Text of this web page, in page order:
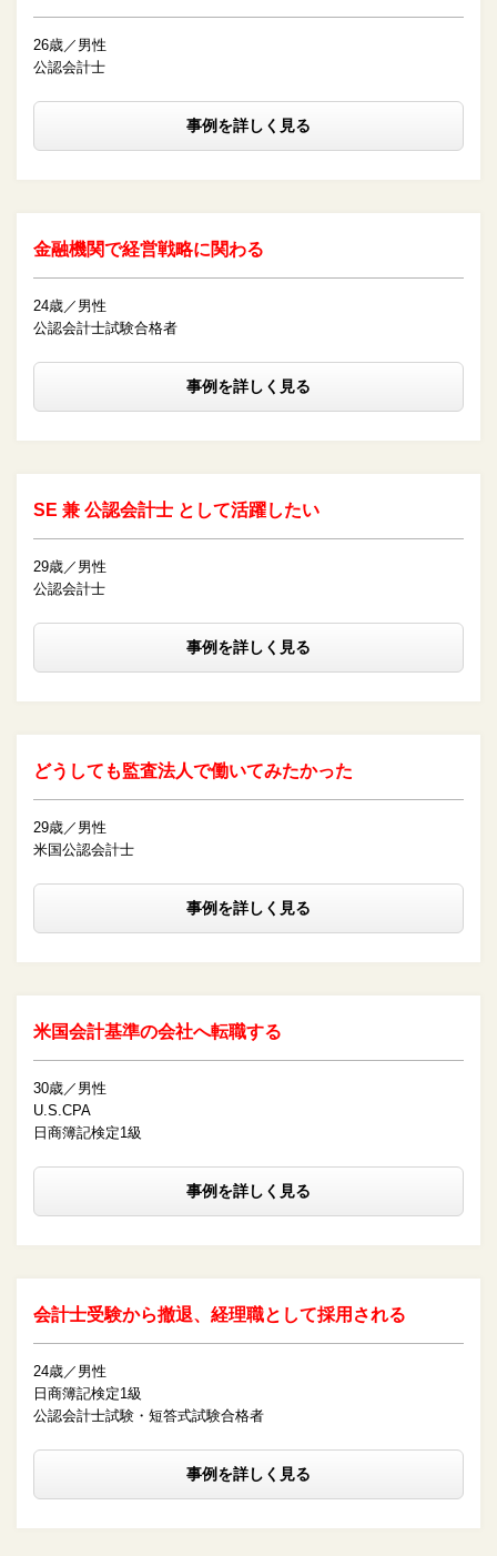
26歳／男性
公認会計士
事例を詳しく見る
金融機関で経営戦略に関わる
24歳／男性
公認会計士試験合格者
事例を詳しく見る
SE 兼 公認会計士 として活躍したい
29歳／男性
公認会計士
事例を詳しく見る
どうしても監査法人で働いてみたかった
29歳／男性
米国公認会計士
事例を詳しく見る
米国会計基準の会社へ転職する
30歳／男性
U.S.CPA
日商簿記検定1級
事例を詳しく見る
会計士受験から撤退、経理職として採用される
24歳／男性
日商簿記検定1級
公認会計士試験・短答式試験合格者
事例を詳しく見る